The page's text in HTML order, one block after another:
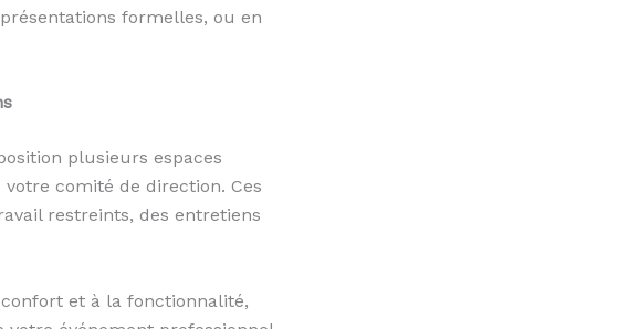
formelles, ou en
plusieurs espaces
comité de direction. Ces
restreints, des entretiens
et à la fonctionnalité,